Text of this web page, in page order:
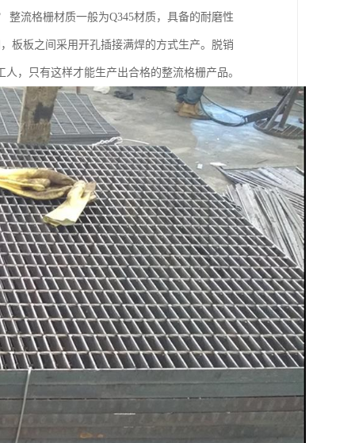
整流格栅材质一般为Q345材质，具备的耐磨性
板板之间采用开孔插接满焊的方式生产。脱销
，只有这样才能生产出合格的整流格栅产品。